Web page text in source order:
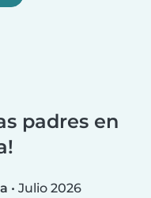
padres en
• Julio 2026